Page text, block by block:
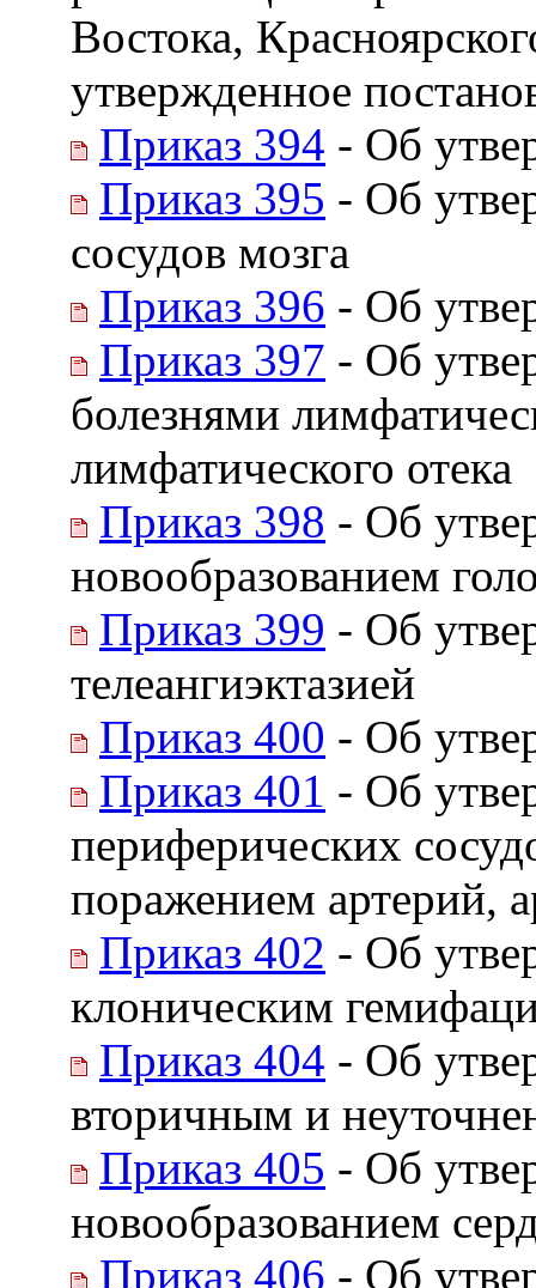
Востока,
утвержденное
Приказ 394 - Об
Приказ 395 - Об
сосудов мозга
Приказ 396 - Об
Приказ 397 - Об
болезнями
лимфатического отека
Приказ 398 - Об
новообразованием
Приказ 399 - Об
телеангиэктазией
Приказ 400 - Об
Приказ 401 - Об
периферических
поражением артерий,
Приказ 402 - Об
клоническим
Приказ 404 - Об
вторичным и
Приказ 405 - Об
новообразованием
Приказ 406 - Об